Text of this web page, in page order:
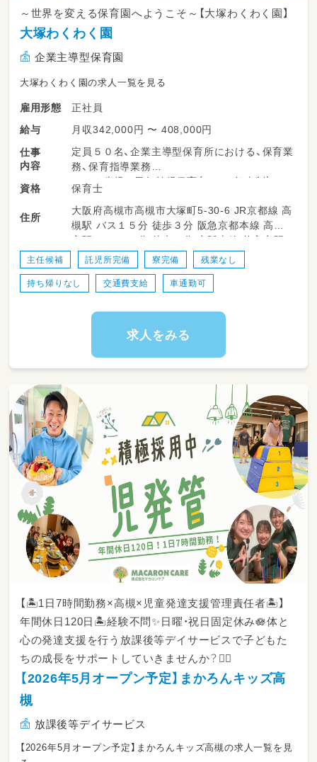
～世界を変える保育園へようこそ～【大塚わくわく園】
大塚わくわく園
企業主導型保育園
大塚わくわく園の求人一覧を見る
雇用形態
正社員
給与
月収342,000円 〜 408,000円
仕事
内容
定員５０名、企業主導型保育所における、保育業
務、保育指導業務
３～５歳児は異年齢児保育（エリア担当制）とい
う考え方。
０～２歳児は担当保育（コーナー、時差保育）と
いう考え方。
ＣＡＰ、ＣＳＰ、ＰＭを中心とした保育を展開。
子どもと保育者が共主体の上で、バランスよく
人財育成面ではファシリテーションを中心に冒
険的組織つくりをお手伝い頂ける方。
資格 保育士
住所
大阪府高槻市高槻市大塚町5-30-6 JR京都線 高
槻駅 バス１５分 徒歩３分 阪急京都本線 高槻
市駅 バス１５分 徒歩３分 京阪本線 枚方市駅
バス１５分 徒歩３分
主任候補 託児所完備 寮完備 残業なし
持ち帰りなし 交通費支給 車通勤可
求人をみる
【🏝️1日7時間勤務×高槻×児童発達支援管理責任者🏝️】
年間休日120日🏝️経験不問✨日曜・祝日固定休み🪷体と
心の発達支援を行う放課後等デイサービスで子どもた
ちの成長をサポートしていきませんか？🙆‍♂️
【2026年5月オープン予定】まかろんキッズ高
槻
放課後等デイサービス
【2026年5月オープン予定】まかろんキッズ高槻の求人一覧を見